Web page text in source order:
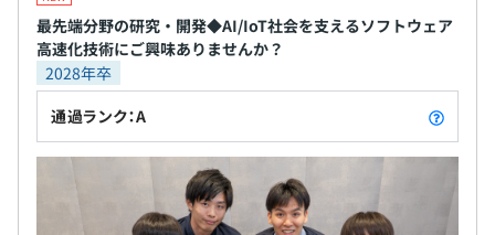
最先端分野の研究・開発◆AI/IoT社会を支えるソフトウェア
高速化技術にご興味ありませんか？
2028年卒
通過ランク：A